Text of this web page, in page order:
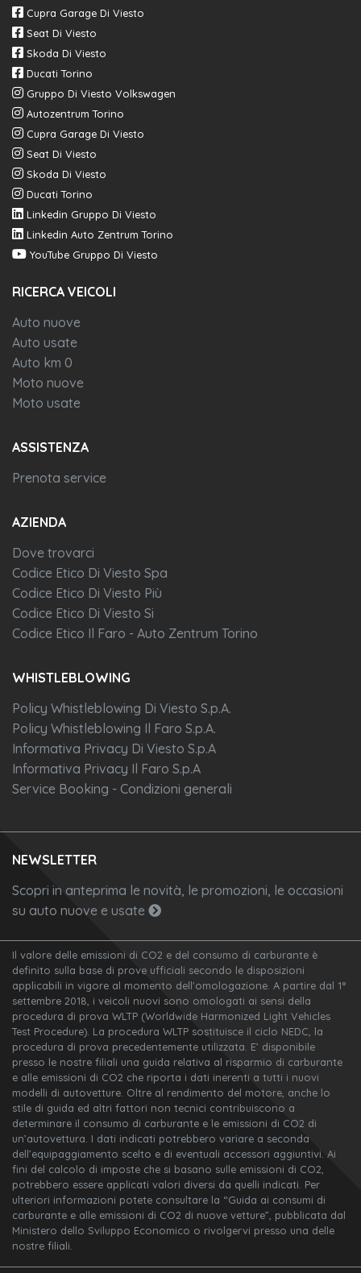
Cupra Garage Di Viesto
Seat Di Viesto
Skoda Di Viesto
Ducati Torino
Gruppo Di Viesto Volkswagen
Autozentrum Torino
Cupra Garage Di Viesto
Seat Di Viesto
Skoda Di Viesto
Ducati Torino
Linkedin Gruppo Di Viesto
Linkedin Auto Zentrum Torino
YouTube Gruppo Di Viesto
RICERCA VEICOLI
Auto nuove
Auto usate
Auto km 0
Moto nuove
Moto usate
ASSISTENZA
Prenota service
AZIENDA
Dove trovarci
Codice Etico Di Viesto Spa
Codice Etico Di Viesto Più
Codice Etico Di Viesto Si
Codice Etico Il Faro - Auto Zentrum Torino
WHISTLEBLOWING
Policy Whistleblowing Di Viesto S.p.A.
Policy Whistleblowing Il Faro S.p.A.
Informativa Privacy Di Viesto S.p.A
Informativa Privacy Il Faro S.p.A
Service Booking - Condizioni generali
NEWSLETTER
Scopri in anteprima le novità, le promozioni, le occasioni
su auto nuove e usate
Il valore delle emissioni di CO2 e del consumo di carburante è
definito sulla base di prove ufficiali secondo le disposizioni
applicabili in vigore al momento dell'omologazione. A partire dal 1°
settembre 2018, i veicoli nuovi sono omologati ai sensi della
procedura di prova WLTP (Worldwide Harmonized Light Vehicles
Test Procedure). La procedura WLTP sostituisce il ciclo NEDC, la
procedura di prova precedentemente utilizzata. E’ disponibile
presso le nostre filiali una guida relativa al risparmio di carburante
e alle emissioni di CO2 che riporta i dati inerenti a tutti i nuovi
modelli di autovetture. Oltre al rendimento del motore, anche lo
stile di guida ed altri fattori non tecnici contribuiscono a
determinare il consumo di carburante e le emissioni di CO2 di
un’autovettura. I dati indicati potrebbero variare a seconda
dell’equipaggiamento scelto e di eventuali accessori aggiuntivi. Ai
fini del calcolo di imposte che si basano sulle emissioni di CO2,
potrebbero essere applicati valori diversi da quelli indicati. Per
ulteriori informazioni potete consultare la “Guida ai consumi di
carburante e alle emissioni di CO2 di nuove vetture”, pubblicata dal
Ministero dello Sviluppo Economico o rivolgervi presso una delle
nostre filiali.